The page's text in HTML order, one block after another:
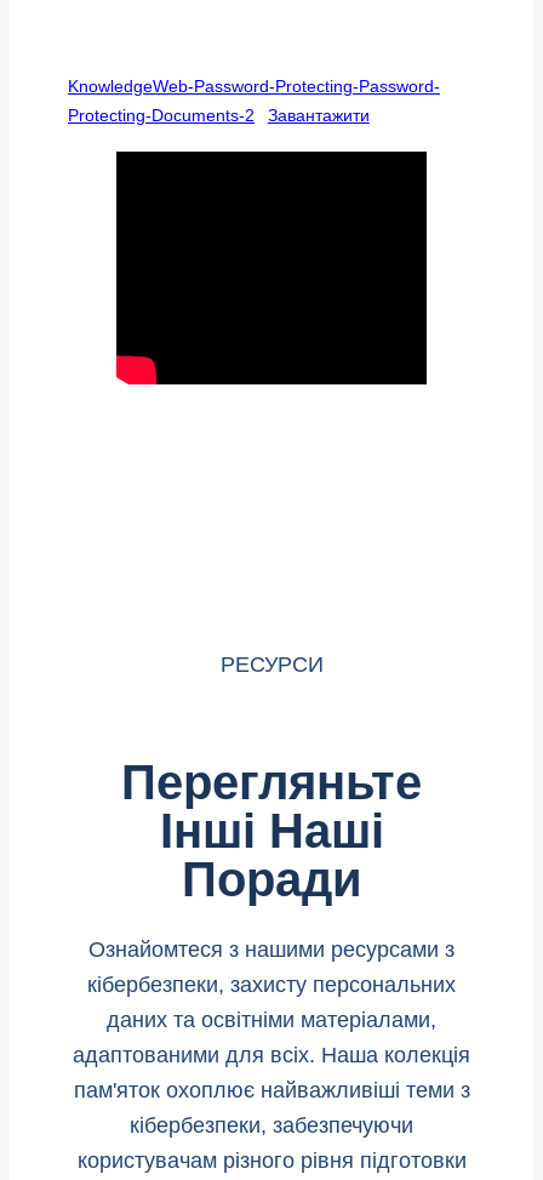
KnowledgeWeb-Password-Protecting-Password-
Protecting-Documents-2
Завантажити
РЕСУРСИ
Перегляньте
Інші Наші
Поради
Ознайомтеся з нашими ресурсами з
кібербезпеки, захисту персональних
даних та освітніми матеріалами,
адаптованими для всіх. Наша колекція
пам'яток охоплює найважливіші теми з
кібербезпеки, забезпечуючи
користувачам різного рівня підготовки